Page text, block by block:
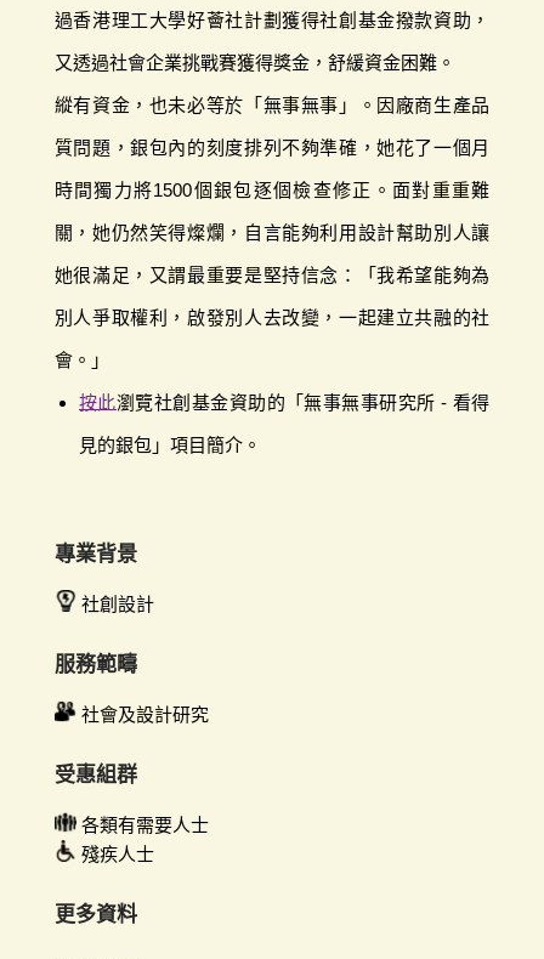
過香港理工大學好薈社計劃獲得社創基金撥款資助，
又透過社會企業挑戰賽獲得獎金，舒緩資金困難。
縱有資金，也未必等於「無事無事」。因廠商生產品
質問題，銀包內的刻度排列不夠準確，她花了一個月
時間獨力將1500個銀包逐個檢查修正。面對重重難
關，她仍然笑得燦爛，自言能夠利用設計幫助別人讓
她很滿足，又謂最重要是堅持信念：「我希望能夠為
別人爭取權利，啟發別人去改變，一起建立共融的社
會。」
按此瀏覽社創基金資助的「無事無事研究所 - 看得
見的銀包」項目簡介。
專業背景
社創設計
服務範疇
社會及設計研究
受惠組群
各類有需要人士
殘疾人士
更多資料